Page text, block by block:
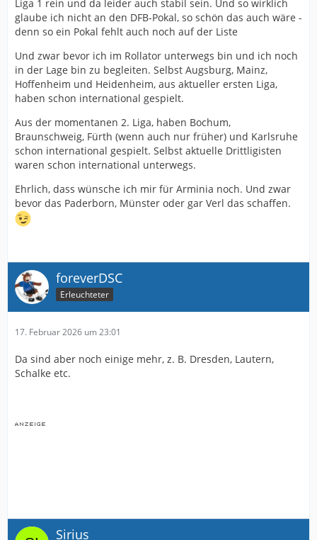
Liga 1 rein und da leider auch stabil sein. Und so wirklich
glaube ich nicht an den DFB-Pokal, so schön das auch wäre -
denn so ein Pokal fehlt auch noch auf der Liste
Und zwar bevor ich im Rollator unterwegs bin und ich noch
in der Lage bin zu begleiten. Selbst Augsburg, Mainz,
Hoffenheim und Heidenheim, aus aktueller ersten Liga,
haben schon international gespielt.
Aus der momentanen 2. Liga, haben Bochum,
Braunschweig, Fürth (wenn auch nur früher) und Karlsruhe
schon international gespielt. Selbst aktuelle Drittligisten
waren schon international unterwegs.
Ehrlich, dass wünsche ich mir für Arminia noch. Und zwar
bevor das Paderborn, Münster oder gar Verl das schaffen.
foreverDSC
Erleuchteter
17. Februar 2026 um 23:01
Da sind aber noch einige mehr, z. B. Dresden, Lautern,
Schalke etc.
Sirius